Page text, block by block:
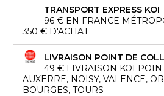
TRANSPORT EXPRESS KOI
96 € EN FRANCE
350 € D'ACHAT
LIVRAISON POINT DE
49 € LIVRAISON KOI
AUXERRE, NOISY, VALENCE,
BOURGES, TOURS